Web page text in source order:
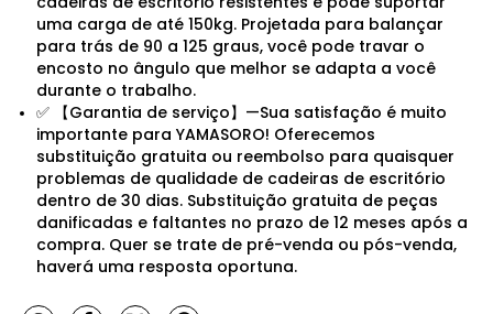
uma carga de até 150kg. Projetada para balançar
para trás de 90 a 125 graus, você pode travar o
encosto no ângulo que melhor se adapta a você
durante o trabalho.
✅ 【Garantia de serviço】—Sua satisfação é muito
importante para YAMASORO! Oferecemos
substituição gratuita ou reembolso para quaisquer
problemas de qualidade de cadeiras de escritório
dentro de 30 dias. Substituição gratuita de peças
danificadas e faltantes no prazo de 12 meses após a
compra. Quer se trate de pré-venda ou pós-venda,
haverá uma resposta oportuna.